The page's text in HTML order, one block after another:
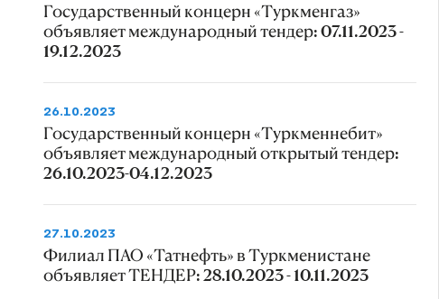
Государственный концерн «Туркменгаз»
объявляет международный тендер: 07.11.2023 -
19.12.2023
26.10.2023
Государственный концерн «Туркменнебит»
объявляет международный открытый тендер:
26.10.2023-04.12.2023
27.10.2023
Филиал ПАО «Татнефть» в Туркменистане
объявляет ТЕНДЕР: 28.10.2023 - 10.11.2023